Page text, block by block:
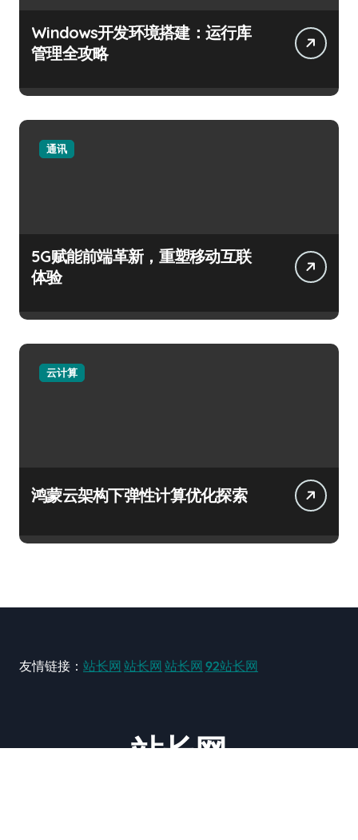
Windows开发环境搭建：运行库
管理全攻略
通讯
5G赋能前端革新，重塑移动互联
体验
云计算
鸿蒙云架构下弹性计算优化探索
友情链接： 站长网 站长网 站长网 92站长网
站长网